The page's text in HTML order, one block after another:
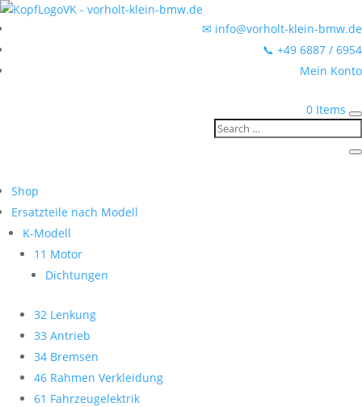
✉ info@vorholt-klein-bmw.de
📞 +49 6887 / 6954
Mein Konto
0 Items
Shop
Ersatzteile nach Modell
K-Modell
11 Motor
Dichtungen
32 Lenkung
33 Antrieb
34 Bremsen
46 Rahmen Verkleidung
61 Fahrzeugelektrik